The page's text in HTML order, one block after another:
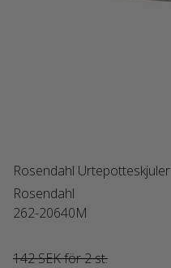
Rosendahl Urtepotteskjuler
Rosendahl
262-20640M
142 SEK för 2 st.